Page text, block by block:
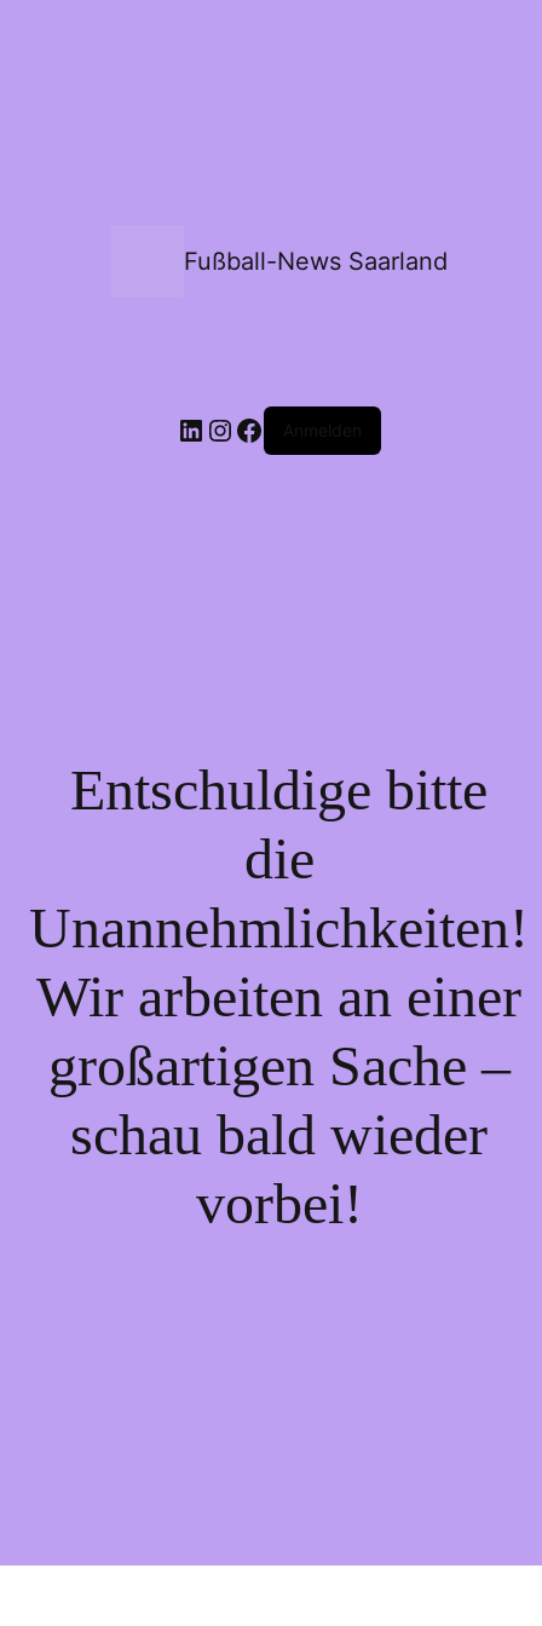
Fußball-News Saarland
Entschuldige bitte
die
Unannehmlichkeiten!
Wir arbeiten an einer
großartigen Sache –
schau bald wieder
vorbei!